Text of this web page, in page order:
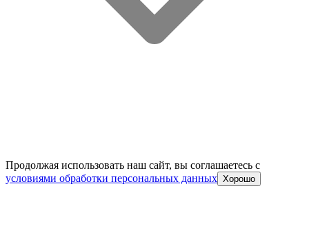
Продолжая использовать наш сайт, вы соглашаетесь c
условиями обработки персональных данных Хорошо